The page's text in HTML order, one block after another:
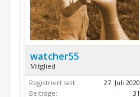
watcher55
Mitglied
Registriert seit:
27. Juli 2020
Beiträge:
31